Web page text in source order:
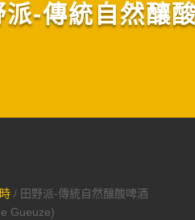
派-傳統自然釀
/ 田野派-傳統自然釀酸啤酒
Gueuze)